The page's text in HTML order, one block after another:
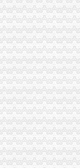
时间-深圳58同城
七易登网
的流程-
的流程-
登网
-浙商频道-浙江都
_咨询代办顾问